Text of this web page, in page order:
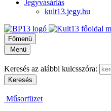
Jegyvásárlás
kult13.jegy.hu
Főmenü
Menü
Keresés az alábbi kulcsszóra:
Műsorfüzet